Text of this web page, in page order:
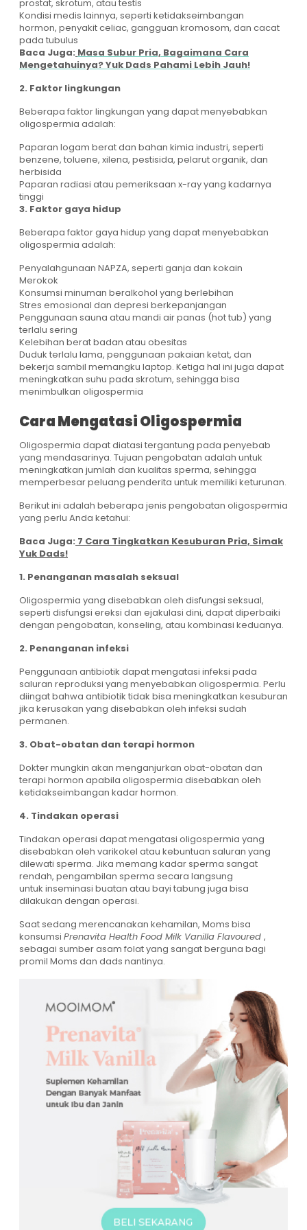
prostat, skrotum, atau testis
Kondisi medis lainnya, seperti ketidakseimbangan
hormon, penyakit celiac, gangguan kromosom, dan cacat
pada tubulus
Baca Juga: Masa Subur Pria, Bagaimana Cara
Mengetahuinya? Yuk Dads Pahami Lebih Jauh!
2. Faktor lingkungan
Beberapa faktor lingkungan yang dapat menyebabkan
oligospermia adalah:
Paparan logam berat dan bahan kimia industri, seperti
benzene, toluene, xilena, pestisida, pelarut organik, dan
herbisida
Paparan radiasi atau pemeriksaan x-ray yang kadarnya
tinggi
3. Faktor gaya hidup
Beberapa faktor gaya hidup yang dapat menyebabkan
oligospermia adalah:
Penyalahgunaan NAPZA, seperti ganja dan kokain
Merokok
Konsumsi minuman beralkohol yang berlebihan
Stres emosional dan depresi berkepanjangan
Penggunaan sauna atau mandi air panas (hot tub) yang
terlalu sering
Kelebihan berat badan atau obesitas
Duduk terlalu lama, penggunaan pakaian ketat, dan
bekerja sambil memangku laptop. Ketiga hal ini juga dapat
meningkatkan suhu pada skrotum, sehingga bisa
menimbulkan oligospermia
Cara Mengatasi Oligospermia
Oligospermia dapat diatasi tergantung pada penyebab
yang mendasarinya. Tujuan pengobatan adalah untuk
meningkatkan jumlah dan kualitas sperma, sehingga
memperbesar peluang penderita untuk memiliki keturunan.
Berikut ini adalah beberapa jenis pengobatan oligospermia
yang perlu Anda ketahui:
Baca Juga: 7 Cara Tingkatkan Kesuburan Pria, Simak
Yuk Dads!
1. Penanganan masalah seksual
Oligospermia yang disebabkan oleh disfungsi seksual,
seperti disfungsi ereksi dan ejakulasi dini, dapat diperbaiki
dengan pengobatan, konseling, atau kombinasi keduanya.
2. Penanganan infeksi
Penggunaan antibiotik dapat mengatasi infeksi pada
saluran reproduksi yang menyebabkan oligospermia. Perlu
diingat bahwa antibiotik tidak bisa meningkatkan kesuburan
jika kerusakan yang disebabkan oleh infeksi sudah
permanen.
3. Obat-obatan dan terapi hormon
Dokter mungkin akan menganjurkan obat-obatan dan
terapi hormon apabila oligospermia disebabkan oleh
ketidakseimbangan kadar hormon.
4. Tindakan operasi
Tindakan operasi dapat mengatasi oligospermia yang
disebabkan oleh varikokel atau kebuntuan saluran yang
dilewati sperma. Jika memang kadar sperma sangat
rendah, pengambilan sperma secara langsung
untuk inseminasi buatan atau bayi tabung juga bisa
dilakukan dengan operasi.
Saat sedang merencanakan kehamilan, Moms bisa
konsumsi Prenavita Health Food Milk Vanilla Flavoured ,
sebagai sumber asam folat yang sangat berguna bagi
promil Moms dan dads nantinya.